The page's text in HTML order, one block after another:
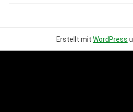
Erstellt mit WordPress